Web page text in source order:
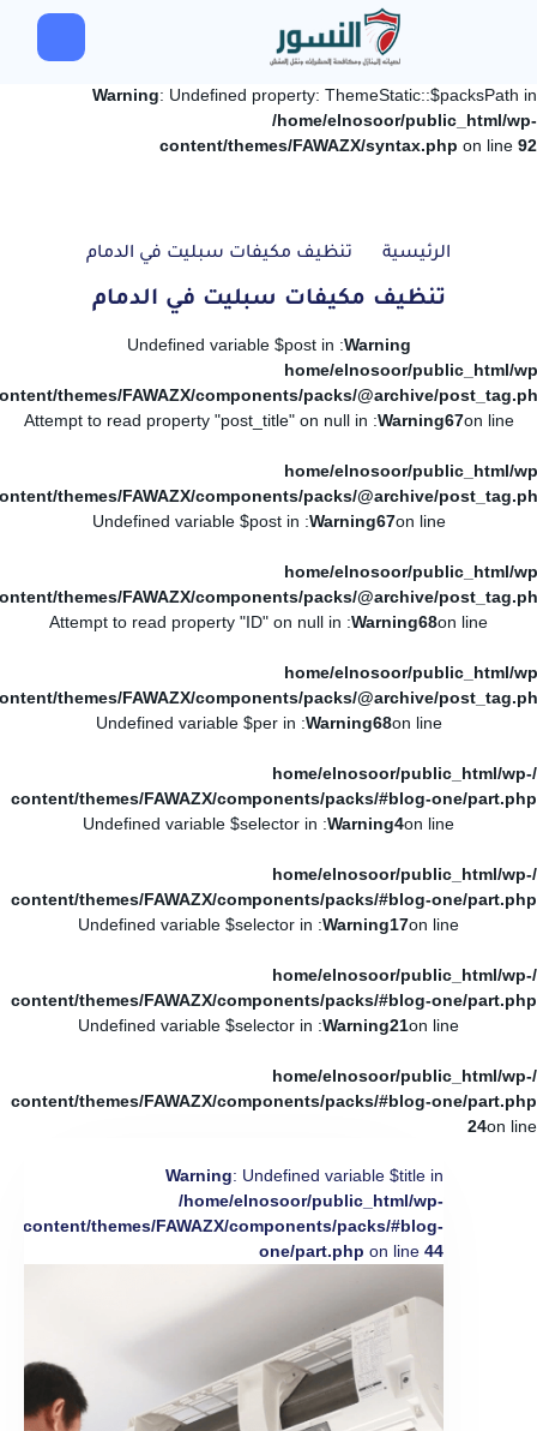
Warning: Undefined property: ThemeStatic::$packsPath in
/home/elnosoor/public_html/wp-
content/themes/FAWAZX/syntax.php on line 92
الرئيسية تنظيف مكيفات سبليت في الدمام
تنظيف مكيفات سبليت في الدمام
Warning
: Undefined variable $post in
/home/elnosoor/public_html/
themes/FAWAZX/components/packs/@archive/
on line
67
Warning
: Attempt to read property "post_title" on null in
/home/elnosoor/public_html/
themes/FAWAZX/components/packs/@archive/
on line
67
Warning
: Undefined variable $post in
/home/elnosoor/public_html/
themes/FAWAZX/components/packs/@archive/
on line
68
Warning
: Attempt to read property "ID" on null in
/home/elnosoor/public_html/
themes/FAWAZX/components/packs/@archive/
on line
68
Warning
: Undefined variable $per in
/home/elnosoor/public_html/wp-
content/themes/FAWAZX/components/packs/#blog-one/part.php
on line
4
Warning
: Undefined variable $selector in
/home/elnosoor/public_html/wp-
content/themes/FAWAZX/components/packs/#blog-one/part.php
on line
17
Warning
: Undefined variable $selector in
/home/elnosoor/public_html/wp-
content/themes/FAWAZX/components/packs/#blog-one/part.php
on line
21
Warning
: Undefined variable $selector in
/home/elnosoor/public_html/wp-
content/themes/FAWAZX/components/packs/#blog-one/part.php
on line
24
Warning: Undefined variable $title in
/home/elnosoor/public_html/wp-
content/themes/FAWAZX/components/packs/#blog-
one/part.php on line 44